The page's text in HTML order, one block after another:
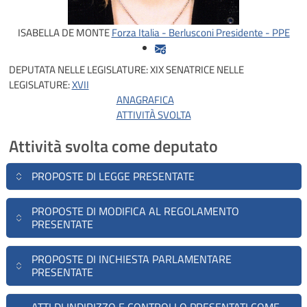
ISABELLA DE MONTEForza Italia - Berlusconi Presidente - PPE
DEPUTATA NELLE LEGISLATURE:XIXSENATRICE NELLE
LEGISLATURE:XVII
ANAGRAFICA
ATTIVITÀ SVOLTA
Attività svolta come deputato
PROPOSTE DI LEGGE PRESENTATE
PROPOSTE DI MODIFICA AL REGOLAMENTO
PRESENTATE
PROPOSTE DI INCHIESTA PARLAMENTARE
PRESENTATE